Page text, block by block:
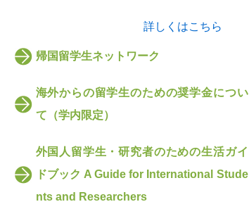
詳しくはこちら
帰国留学生ネットワーク
海外からの留学生のための奨学金につい
て（学内限定）
外国人留学生・研究者のための生活ガイ
ドブック A Guide for International Stude
nts and Researchers